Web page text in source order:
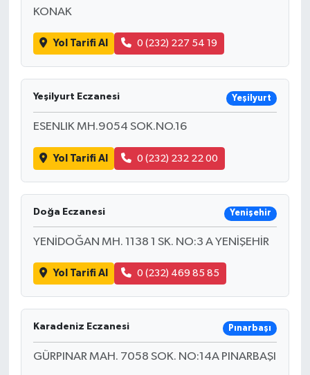
KONAK
Yol Tarifi Al 0 (232) 227 54 19
Yeşilyurt Eczanesi Yeşilyurt
ESENLIK MH.9054 SOK.NO.16
Yol Tarifi Al 0 (232) 232 22 00
Doğa Eczanesi Yenişehir
YENİDOĞAN MH. 1138 1 SK. NO:3 A YENİŞEHİR
Yol Tarifi Al 0 (232) 469 85 85
Karadeniz Eczanesi Pınarbaşı
GÜRPINAR MAH. 7058 SOK. NO:14A PINARBAŞI